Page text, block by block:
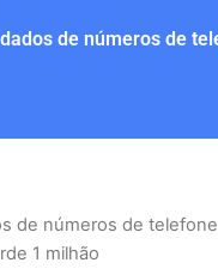
de números de
de números de telefone
1 milhão